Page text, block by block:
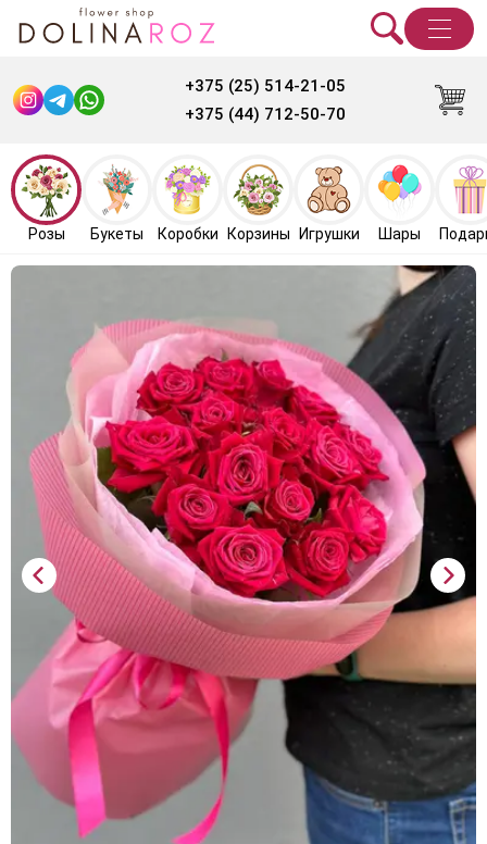
+375 (25) 514-21-05
+375 (44) 712-50-70
Розы Букеты Коробки Корзины Игрушки Шары